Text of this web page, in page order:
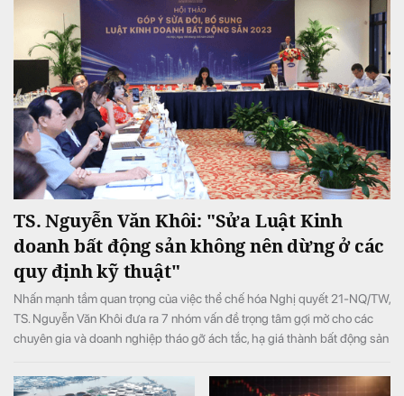
TS. Nguyễn Văn Khôi: "Sửa Luật Kinh
doanh bất động sản không nên dừng ở các
quy định kỹ thuật"
Nhấn mạnh tầm quan trọng của việc thể chế hóa Nghị quyết 21-NQ/TW,
TS. Nguyễn Văn Khôi đưa ra 7 nhóm vấn đề trọng tâm gợi mở cho các
chuyên gia và doanh nghiệp tháo gỡ ách tắc, hạ giá thành bất động sản